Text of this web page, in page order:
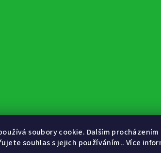
soubory cookie. Dalším
souhlas s jejich používáním.. Více